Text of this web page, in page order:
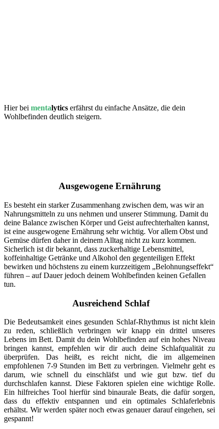
Hier bei mentalytics erfährst du einfache Ansätze, die dein
Wohlbefinden deutlich steigern.
Ausgewogene Ernährung
Es besteht ein starker Zusammenhang zwischen dem, was wir an
Nahrungsmitteln zu uns nehmen und unserer Stimmung. Damit du
deine Balance zwischen Körper und Geist aufrechterhalten kannst,
ist eine ausgewogene Ernährung sehr wichtig. Vor allem Obst und
Gemüse dürfen daher in deinem Alltag nicht zu kurz kommen.
Sicherlich ist dir bekannt, dass zuckerhaltige Lebensmittel,
koffeinhaltige Getränke und Alkohol den gegenteiligen Effekt
bewirken und höchstens zu einem kurzzeitigem „Belohnungseffekt“
führen – auf Dauer jedoch deinem Wohlbefinden keinen Gefallen
tun.
Ausreichend Schlaf
Die Bedeutsamkeit eines gesunden Schlaf-Rhythmus ist nicht klein
zu reden, schließlich verbringen wir knapp ein drittel unseres
Lebens im Bett. Damit du dein Wohlbefinden auf ein hohes Niveau
bringen kannst, empfehlen wir dir auch deine Schlafqualität zu
überprüfen. Das heißt, es reicht nicht, die im allgemeinen
empfohlenen 7-9 Stunden im Bett zu verbringen. Vielmehr geht es
darum, wie schnell du einschläfst und wie gut bzw. tief du
durchschlafen kannst. Diese Faktoren spielen eine wichtige Rolle.
Ein hilfreiches Tool hierfür sind binaurale Beats, die dafür sorgen,
dass du effektiv entspannen und ein optimales Schlaferlebnis
erhältst. Wir werden später noch etwas genauer darauf eingehen, sei
gespannt!